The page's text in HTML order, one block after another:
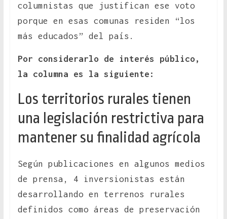
columnistas que justifican ese voto
porque en esas comunas residen “los
más educados” del país.
Por considerarlo de interés público,
la columna es la siguiente:
Los territorios rurales tienen
una legislación restrictiva para
mantener su finalidad agrícola
Según publicaciones en algunos medios
de prensa, 4 inversionistas están
desarrollando en terrenos rurales
definidos como áreas de preservación